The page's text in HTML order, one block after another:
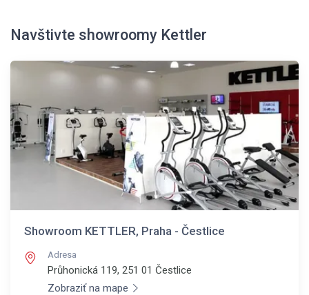
Navštivte showroomy Kettler
Showroom KETTLER, Praha - Čestlice
Adresa
Průhonická 119, 251 01 Čestlice
Zobraziť na mape